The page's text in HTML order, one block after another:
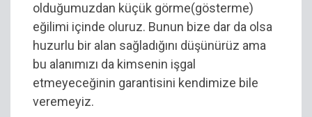
olduğumuzdan küçük görme(gösterme)
eğilimi içinde oluruz. Bunun bize dar da olsa
huzurlu bir alan sağladığını düşünürüz ama
bu alanımızı da kimsenin işgal
etmeyeceğinin garantisini kendimize bile
veremeyiz.